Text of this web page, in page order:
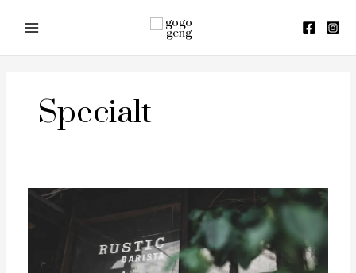
Specialt
รีวิว
Barista